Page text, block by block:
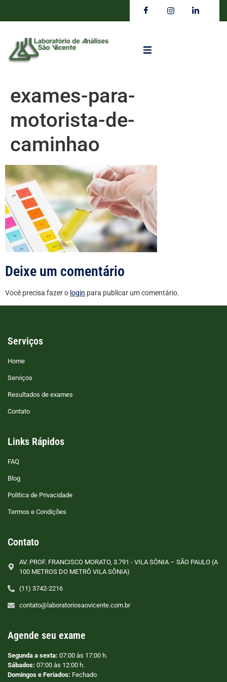
exames-para-
motorista-de-
caminhao
Deixe um comentário
Você precisa fazer o login para publicar um comentário.
Serviços
Home
Serviços
Resultados de exames
Contato
Links Rápidos
FAQ
Blog
Politica de Privacidade
Termos e Condições
Contato
AV. PROF. FRANCISCO MORATO, 3.791 - VILA SÔNIA – SÃO PAULO (A
100 METROS DO METRÔ VILA SÔNIA)
(11) 3742-2216
contato@laboratoriosaovicente.com.br
Agende seu exame
Segunda a sexta: 07:00 às 17:00 h.
Sábados: 07:00 às 12:00 h.
Domingos e Feriados: Fechado